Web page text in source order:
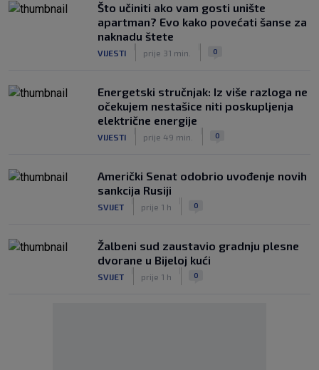
Što učiniti ako vam gosti unište
apartman? Evo kako povećati šanse za
naknadu štete
VIJESTI prije 31 min. 0
Energetski stručnjak: Iz više razloga ne
očekujem nestašice niti poskupljenja
električne energije
VIJESTI prije 49 min. 0
Američki Senat odobrio uvođenje novih
sankcija Rusiji
SVIJET prije 1 h 0
Žalbeni sud zaustavio gradnju plesne
dvorane u Bijeloj kući
SVIJET prije 1 h 0